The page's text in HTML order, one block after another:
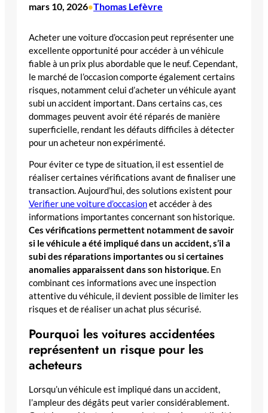
mars 10, 2026•Thomas Lefèvre
Acheter une voiture d’occasion peut représenter une
excellente opportunité pour accéder à un véhicule
fiable à un prix plus abordable que le neuf. Cependant,
le marché de l’occasion comporte également certains
risques, notamment celui d’acheter un véhicule ayant
subi un accident important. Dans certains cas, ces
dommages peuvent avoir été réparés de manière
superficielle, rendant les défauts difficiles à détecter
pour un acheteur non expérimenté.
Pour éviter ce type de situation, il est essentiel de
réaliser certaines vérifications avant de finaliser une
transaction. Aujourd’hui, des solutions existent pour
Verifier une voiture d’occasionet accéder à des
informations importantes concernant son historique.
Ces vérifications permettent notamment de savoir
si le véhicule a été impliqué dans un accident, s’il a
subi des réparations importantes ou si certaines
anomalies apparaissent dans son historique. En
combinant ces informations avec une inspection
attentive du véhicule, il devient possible de limiter les
risques et de réaliser un achat plus sécurisé.
Pourquoi les voitures accidentées
représentent un risque pour les
acheteurs
Lorsqu’un véhicule est impliqué dans un accident,
l’ampleur des dégâts peut varier considérablement.